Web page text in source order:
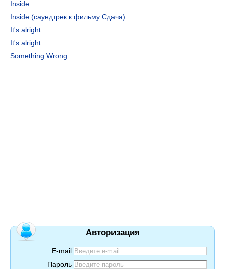
Inside
Inside (саундтрек к фильму Сдача)
It's alright
It's alright
Something Wrong
Авторизация
E-mail
Пароль